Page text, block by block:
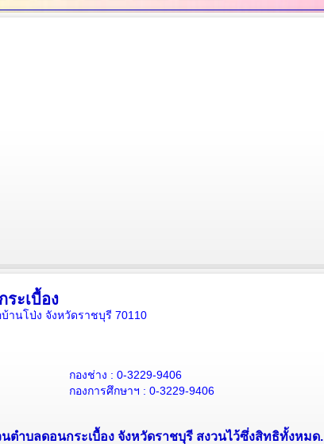
ะเบื้อง
านโป่ง จังหวัดราชบุรี 70110
กองช่าง : 0-3229-9406
กองการศึกษาฯ : 0-3229-9406
ตำบลดอนกระเบื้อง จังหวัดราชบุรี สงวนไว้ซึ่งสิทธิทั้งหมด.